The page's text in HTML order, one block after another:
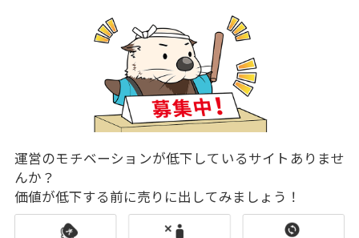
運営のモチベーションが低下しているサイトありませ
んか？
価値が低下する前に売りに出してみましょう！